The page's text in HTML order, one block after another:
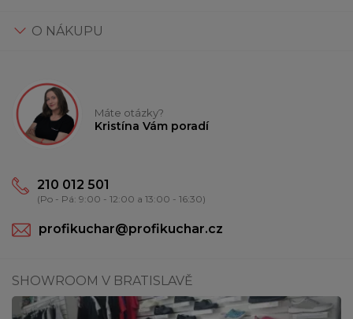
O NÁKUPU
Máte otázky?
Kristína Vám poradí
210 012 501
(Po - Pá: 9:00 - 12:00 a 13:00 - 16:30)
profikuchar@profikuchar.cz
SHOWROOM V BRATISLAVĚ